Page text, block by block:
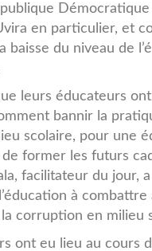
en particulier, et
baisse du niveau de
leurs éducateurs
bannir la
scolaire, pour une
de former les futurs
facilitateur du jour,
à combattre
corruption en milieu
ont eu lieu au cours